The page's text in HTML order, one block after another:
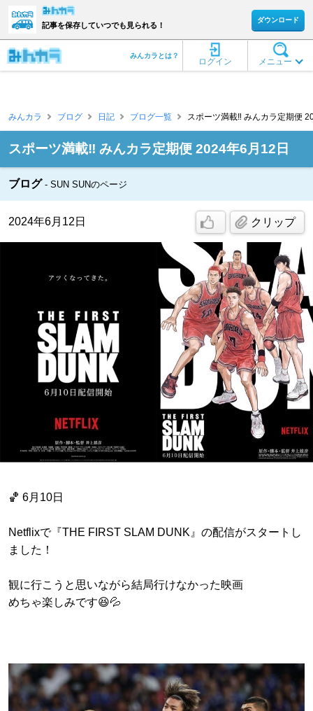
記事を保存していつでも見られる！
ダウンロード
メニュー
ログイン
みんカラとは？
みんカラ ブログ 日記 ブログ一覧 スポーツ満載‼️ みんカラ定期便
スポーツ満載‼️ みんカラ定期便 2024年6月12日
ブログ SUN SUNのページ
2024年6月12日 クリップ
🏀 6月10日
Netflixで『THE FIRST SLAM DUNK』の配信がスタートし
ました！
観に行こうと思いながら結局行けなかった映画
めちゃ楽しみです😆💦